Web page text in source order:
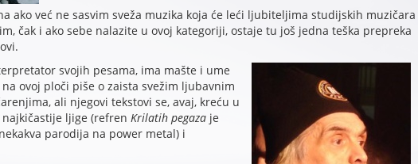
ako već ne sasvim sveža muzika koja će leći ljubiteljima studijskih muzičara
čak i ako sebe nalazite u ovoj kategoriji, ostaje tu još jedna teška prepreka
svojih pesama, ima mašte i ume
ovoj ploči piše o zaista svežim ljubavnim
ali njegovi tekstovi se, avaj, kreću u
ljige (refren Krilatih pegazaje
parodija na power metal) i